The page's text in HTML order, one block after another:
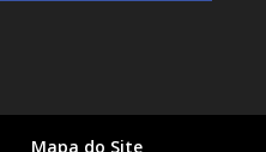
Mapa do Site